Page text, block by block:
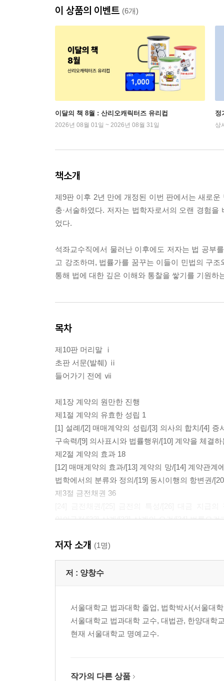
이 상품의 이벤트 (6개)
이달의 책 8월 : 산리오캐릭터즈 유리컵
2026년 08월 01일 ~ 2026년 08월 31일
정
상
책소개
제9판 이후 2년 만에 개정된 이번 판에서는 새로
충·서술하였다. 저자는 법학자로서의 오랜 경험
었다.
석좌교수직에서 물러난 이후에도 저자는 법 공부
고 강조하며, 법률가를 꿈꾸는 이들이 민법의 구
통해 법에 대한 깊은 이해와 통찰을 쌓기를 기원하
목차
제10판 머리말 ⅰ
초판 서문(발췌) ⅱ
들어가기 전에 ⅶ
제1장 계약의 원만한 진행
제1절 계약의 유효한 성립 1
[1] 설례/[2] 매매계약의 성립/[3] 의사의 합치/[4]
구속력/[9] 의사표시와 법률행위/[10] 계약을 체결
제2절 계약의 효과 18
[12] 매매계약의 효과/[13] 계약의 망/[14] 계약관계
법학에서의 분류와 정의/[19] 동시이행의 항변권/
제3절 금전채권 36
임의규정/[32] 상계/[33] 상계의 요건/[34] 법률요
지위/[44] 소멸시효/[45] 시효제도의 존재이유/[46]
제2장 소 유 권
점유/[54] 법률요건으로서의 점유/[55] 점유의 종류/
제2절 물권의 변동과 효력 86
[57] 매수인이 취득한 소유권의 관점에서/[58] 권
채권행위와 물권행위의 관계/[69] 등기 없는 부동
저자 소개 (1명)
저 : 양창수
서울대학교 법과대학 졸업, 법학박사(서울대
서울대학교 법과대학 교수, 대법관, 한양대학
현재 서울대학교 명예교수.
작가의 다른 상품